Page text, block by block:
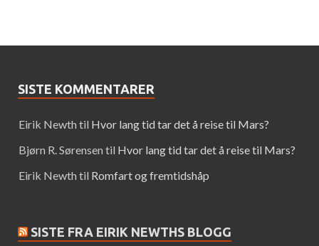
SISTE KOMMENTARER
Eirik Newth til Hvor lang tid tar det å reise til Mars?
Bjørn R. Sørensen til Hvor lang tid tar det å reise til Mars?
Eirik Newth til Romfart og fremtidshåp
SISTE FRA EIRIK NEWTHS BLOGG